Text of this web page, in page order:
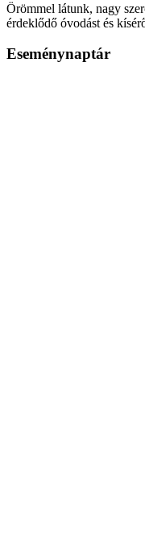
Örömmel látunk, nagy
érdeklődő óvodást és
Eseménynaptár